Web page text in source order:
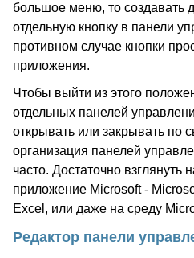
большое меню, то создавать
отдельную кнопку в панели
противном случае кнопки
приложения.
Чтобы выйти из этого
отдельных панелей
открывать или закрывать по
организация панелей
часто. Достаточно
приложение Microsoft -
Excel, или даже на среду
Редактор панели